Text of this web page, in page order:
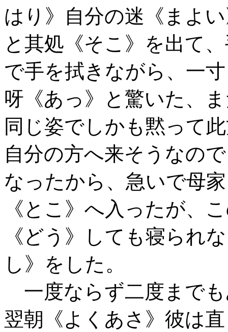
はり》自分の迷《まよ
と其処《そこ》を出て
で手を拭きながら、一
呀《あっ》と驚いた、
同じ姿でしかも黙って
自分の方へ来そうなの
なったから、急いで母
《とこ》へ入ったが、
《どう》しても寝られ
し》をした。
一度ならず二度まで
翌朝《よくあさ》彼は